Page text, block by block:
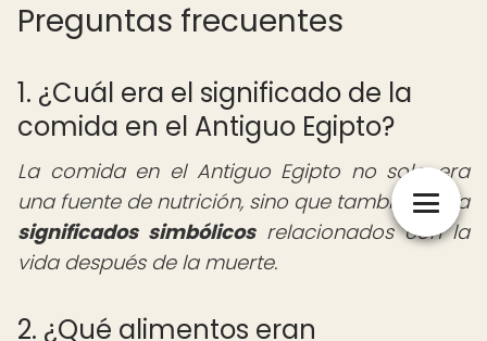
Preguntas frecuentes
1. ¿Cuál era el significado de la
comida en el Antiguo Egipto?
La comida en el Antiguo Egipto no solo era
una fuente de nutrición, sino que también tenía
significados simbólicosrelacionados con la
vida después de la muerte.
2. ¿Qué alimentos eran